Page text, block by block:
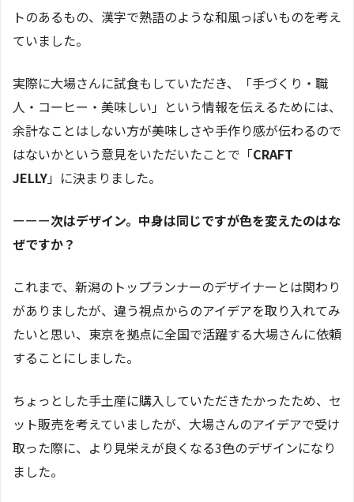
トのあるもの、漢字で熟語のような和風っぽいものを考え
ていました。
実際に大場さんに試食もしていただき、「手づくり・職
人・コーヒー・美味しい」という情報を伝えるためには、
余計なことはしない方が美味しさや手作り感が伝わるので
はないかという意見をいただいたことで「CRAFT
JELLY」に決まりました。
ーーー次はデザイン。中身は同じですが色を変えたのはな
ぜですか？
これまで、新潟のトップランナーのデザイナーとは関わり
がありましたが、違う視点からのアイデアを取り入れてみ
たいと思い、東京を拠点に全国で活躍する大場さんに依頼
することにしました。
ちょっとした手土産に購入していただきたかったため、セ
ット販売を考えていましたが、大場さんのアイデアで受け
取った際に、より見栄えが良くなる3色のデザインになり
ました。